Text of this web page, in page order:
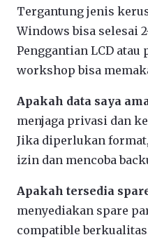
Tergantung jenis
Windows bisa selesai
Penggantian LCD
workshop bisa
Apakah data saya
menjaga privasi dan
Jika diperlukan
izin dan mencoba
Apakah tersedia
menyediakan spare
compatible